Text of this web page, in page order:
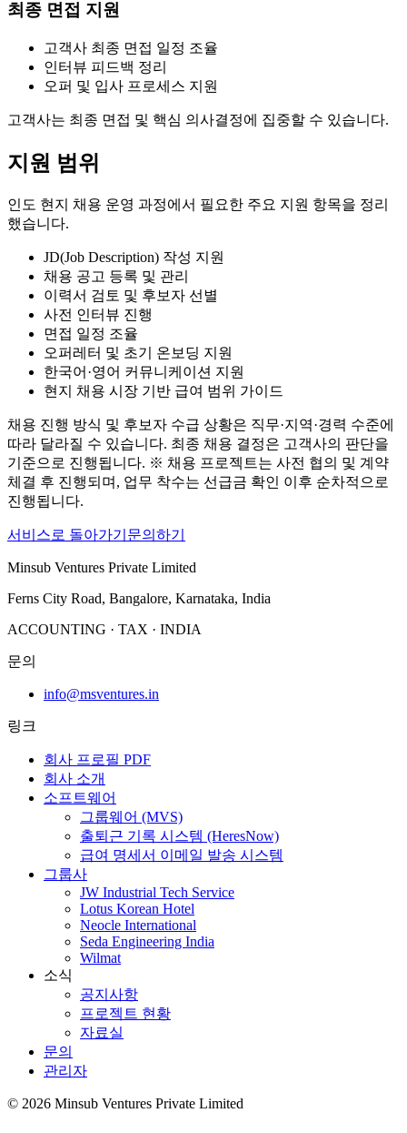
최종 면접 지원
고객사 최종 면접 일정 조율
인터뷰 피드백 정리
오퍼 및 입사 프로세스 지원
고객사는 최종 면접 및 핵심 의사결정에 집중할 수 있습니다.
지원 범위
인도 현지 채용 운영 과정에서 필요한 주요 지원 항목을 정리
했습니다.
JD(Job Description) 작성 지원
채용 공고 등록 및 관리
이력서 검토 및 후보자 선별
사전 인터뷰 진행
면접 일정 조율
오퍼레터 및 초기 온보딩 지원
한국어·영어 커뮤니케이션 지원
현지 채용 시장 기반 급여 범위 가이드
채용 진행 방식 및 후보자 수급 상황은 직무·지역·경력 수준에
따라 달라질 수 있습니다. 최종 채용 결정은 고객사의 판단을
기준으로 진행됩니다. ※ 채용 프로젝트는 사전 협의 및 계약
체결 후 진행되며, 업무 착수는 선급금 확인 이후 순차적으로
진행됩니다.
서비스로 돌아가기 문의하기
Minsub Ventures Private Limited
Ferns City Road, Bangalore, Karnataka, India
ACCOUNTING · TAX · INDIA
문의
info@msventures.in
링크
회사 프로필 PDF
회사 소개
소프트웨어
그룹웨어 (MVS)
출퇴근 기록 시스템 (HeresNow)
급여 명세서 이메일 발송 시스템
그룹사
JW Industrial Tech Service
Lotus Korean Hotel
Neocle International
Seda Engineering India
Wilmat
소식
공지사항
프로젝트 현황
자료실
문의
관리자
© 2026 Minsub Ventures Private Limited